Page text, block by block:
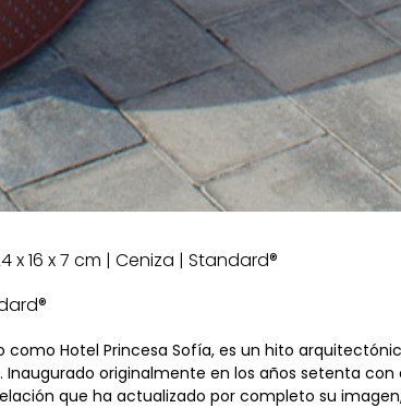
x 16 x 7 cm | Ceniza | Standard®
Hotel Princesa Sofía, es un hito
Inaugurado originalmente en los años setenta
que ha actualizado por completo su